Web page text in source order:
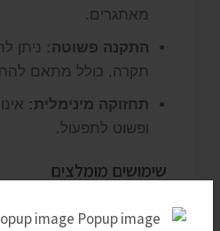
מאתגרים.
התקנה פשוטה: ניתן
תקרה, כולל מתאם
תחזוקה מינימלית:
ופשוט לתפעול.
שימושים מומלצים
תנוריinfrablack